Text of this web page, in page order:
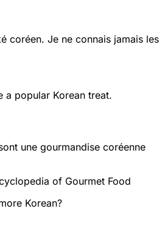
coréen. Je ne connais jamais les
a popular Korean treat.
une gourmandise coréenne
of Gourmet Food
Korean?